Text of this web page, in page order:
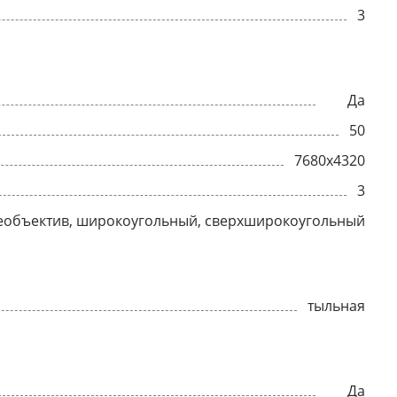
3
Да
50
7680x4320
3
широкоугольный, сверхширокоугольный
тыльная
Да